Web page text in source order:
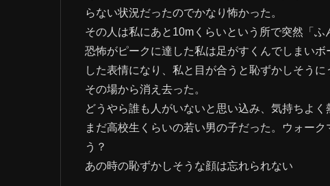
らない状況だったのでかなり怖かった。
その人は私にあと10mくらいという所で突然「ふ
恐怖がピークに達した私は足がすくんでしまい
した表情になり、私と目が合うと恥ずかしそう
その場から消え去った。
どうやら誰も人がいないと思い込み、気持ちよく
まだ高校生くらいの若い男の子だった。ウォー
う？
あの時の恥ずかしそうな顔は忘れられない